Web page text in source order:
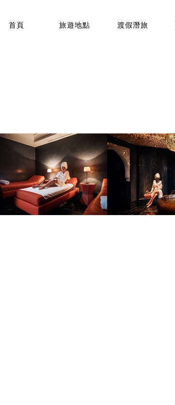
首頁 旅遊地點 渡假潛旅